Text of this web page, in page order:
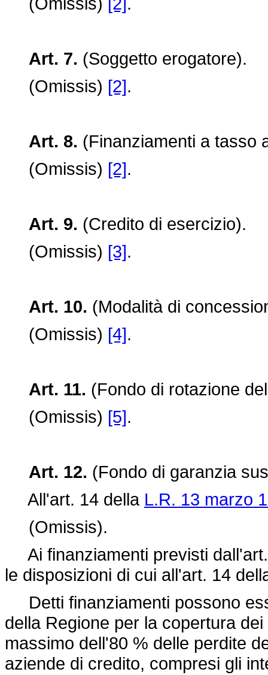
Art. 7. (Soggetto erogatore).
(Omissis) [2].
Art. 8. (Finanziamenti a tasso
(Omissis) [2].
Art. 9. (Credito di esercizio).
(Omissis) [3].
Art. 10. (Modalità di
(Omissis) [4].
Art. 11. (Fondo di rotazione
(Omissis) [5].
Art. 12. (Fondo di garanzia
All'art. 14 della L.R. 13 marzo
(Omissis).
Ai finanziamenti previsti
le disposizioni di cui all'art. 14
Detti finanziamenti possono
della Regione per la copertura
massimo dell'80 % delle perdite
aziende di credito, compresi gli